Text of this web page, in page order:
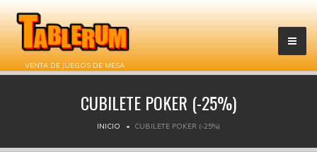
VENTA DE JUEGOS DE MESA
CUBILETE POKER (-25%)
INICIO CUBILETE POKER (-25%)